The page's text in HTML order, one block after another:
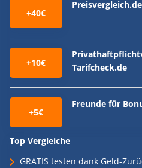
+40€
+10€
Tarifcheck.de
+5€
Freunde für
Top Vergleiche
GRATIS testen dank Geld-